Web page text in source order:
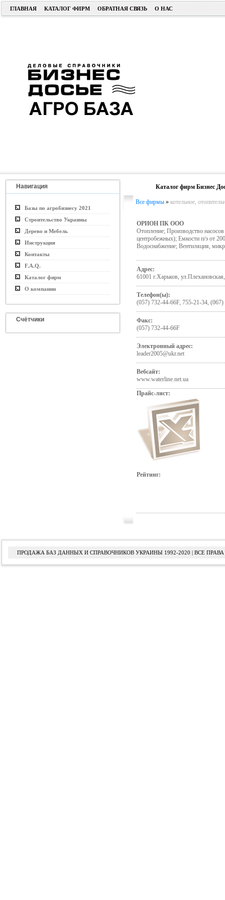
ГЛАВНАЯ КАТАЛОГ ФИРМ ОБРАТНАЯ СВЯЗЬ О НАС
Навигация
Базы по агробизнесу 2021
Строительство Украины
Дерево и Мебель
Инструкция
Контакты
F.A.Q.
Каталог фирм
О компании
Счётчики
Каталог фирм Бизнес
Все фирмы » котельное,
ОРИОН ПК ООО
Отопление; Производство
центробежных); Емкости п/э от
Водоснабжение; Вентиляция,
Адрес:
61001 г.Харьков,
Телефон(ы):
(057) 732-44-66F, 755-21-34,
Факс:
(057) 732-44-66F
Электронный адрес:
leader2005@ukr.net
Вебсайт:
www.waterline.net.ua
Прайс-лист:
Рейтинг:
ПРОДАЖА БАЗ ДАННЫХ И СПРАВОЧНИКОВ УКРАИНЫ 1992-2020 | ВСЕ